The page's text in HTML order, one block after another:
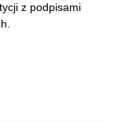
z podpisami